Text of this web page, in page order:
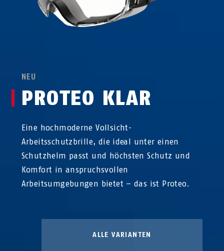
NEU
PROTEO KLAR
Eine hochmoderne Vollsicht-
Arbeitsschutzbrille, die ideal unter einen
Schutzhelm passt und höchsten Schutz und
Komfort in anspruchsvollen
Arbeitsumgebungen bietet – das ist Proteo.
ALLE VARIANTEN